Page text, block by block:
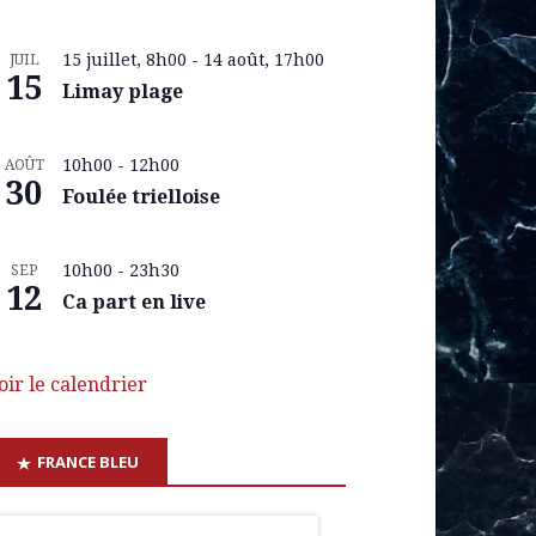
JUIL
15
15 juillet, 8h00 - 14 août, 17h00
Limay plage
AOÛT
30
10h00 - 12h00
Foulée trielloise
SEP
12
10h00 - 23h30
Ca part en live
le calendrier
FRANCE BLEU